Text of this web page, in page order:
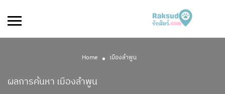
Home เมืองลำพูน
ผลการค้นหา เมืองลำพูน